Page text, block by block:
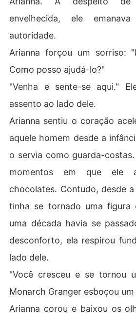
envelhecida, ele
autoridade.
Arianna forçou um sorriso:
Como posso ajudá-lo?"
"Venha e sente-se aqui."
assento ao lado dele.
Arianna sentiu o coração
aquele homem desde a
o servia como guarda-
momentos em que ele
chocolates. Contudo, desde
tinha se tornado uma figura
uma década havia se
desconforto, ela respirou
lado dele.
"Você cresceu e se tornou
Monarch Granger esboçou
Arianna corou e baixou os